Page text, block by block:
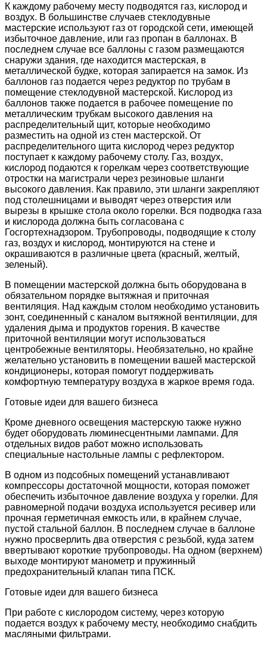
К каждому рабочему месту подводятся газ, кислород и
воздух. В большинстве случаев стеклодувные
мастерские используют газ от городской сети, имеющей
избыточное давление, или газ пропан в баллонах. В
последнем случае все баллоны с газом размещаются
снаружи здания, где находится мастерская, в
металлической будке, которая запирается на замок. Из
баллонов газ подается через редуктор по трубам в
помещение стеклодувной мастерской. Кислород из
баллонов также подается в рабочее помещение по
металлическим трубкам высокого давления на
распределительный щит, которые необходимо
разместить на одной из стен мастерской. От
распределительного щита кислород через редуктор
поступает к каждому рабочему столу. Газ, воздух,
кислород подаются к горелкам через соответствующие
отростки на магистрали через резиновые шланги
высокого давления. Как правило, эти шланги закрепляют
под столешницами и выводят через отверстия или
вырезы в крышке стола около горелки. Вся подводка газа
и кислорода должна быть согласована с
Госгортехнадзором. Трубопроводы, подводящие к столу
газ, воздух и кислород, монтируются на стене и
окрашиваются в различные цвета (красный, желтый,
зеленый).
В помещении мастерской должна быть оборудована в
обязательном порядке вытяжная и приточная
вентиляция. Над каждым столом необходимо установить
зонт, соединенный с каналом вытяжной вентиляции, для
удаления дыма и продуктов горения. В качестве
приточной вентиляции могут использоваться
центробежные вентиляторы. Необязательно, но крайне
желательно установить в помещении вашей мастерской
кондиционеры, которая помогут поддерживать
комфортную температуру воздуха в жаркое время года.
Готовые идеи для вашего бизнеса
Кроме дневного освещения мастерскую также нужно
будет оборудовать люминесцентными лампами. Для
отдельных видов работ можно использовать
специальные настольные лампы с рефлектором.
В одном из подсобных помещений устанавливают
компрессоры достаточной мощности, которая поможет
обеспечить избыточное давление воздуха у горелки. Для
равномерной подачи воздуха используется ресивер или
прочная герметичная емкость или, в крайнем случае,
пустой стальной баллон. В последнем случае в баллоне
нужно просверлить два отверстия с резьбой, куда затем
ввертывают короткие трубопроводы. На одном (верхнем)
выходе монтируют манометр и пружинный
предохранительный клапан типа ПСК.
Готовые идеи для вашего бизнеса
При работе с кислородом систему, через которую
подается воздух к рабочему месту, необходимо снабдить
масляными фильтрами.